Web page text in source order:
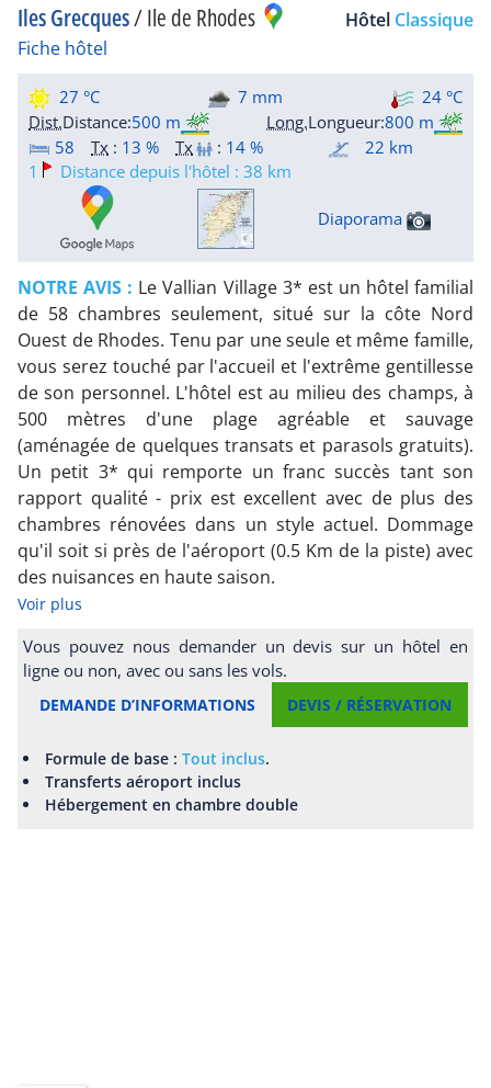
Iles Grecques/Ile de Rhodes Hôtel Classique
Fiche hôtel
27 °C 7 mm
24 °C
Dist.Distance:500 m Long.Longueur:800 m
58
Tx : 13 % Tx : 14 %
22 km
1
Distance depuis l'hôtel : 38 km
Diaporama
NOTRE AVIS : Le Vallian Village 3* est un hôtel familial
de 58 chambres seulement, situé sur la côte Nord
Ouest de Rhodes. Tenu par une seule et même famille,
vous serez touché par l'accueil et l'extrême gentillesse
de son personnel. L'hôtel est au milieu des champs, à
500 mètres d'une plage agréable et sauvage
(aménagée de quelques transats et parasols gratuits).
Un petit 3* qui remporte un franc succès tant son
rapport qualité - prix est excellent avec de plus des
chambres rénovées dans un style actuel. Dommage
qu'il soit si près de l'aéroport (0.5 Km de la piste) avec
des nuisances en haute saison.
Voir plus
Vous pouvez nous demander un devis sur un hôtel en
ligne ou non, avec ou sans les vols.
DEMANDE D’INFORMATIONS DEVIS / RÉSERVATION
Formule de base :Tout inclus.
Transferts aéroport inclus
Hébergement en chambre double